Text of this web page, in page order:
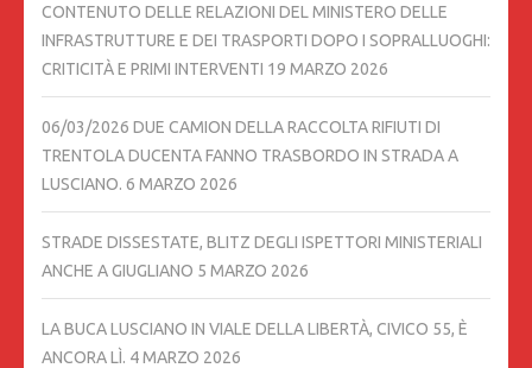
CONTENUTO DELLE RELAZIONI DEL MINISTERO DELLE
INFRASTRUTTURE E DEI TRASPORTI DOPO I SOPRALLUOGHI:
CRITICITÀ E PRIMI INTERVENTI 19 MARZO 2026
06/03/2026 DUE CAMION DELLA RACCOLTA RIFIUTI DI
TRENTOLA DUCENTA FANNO TRASBORDO IN STRADA A
LUSCIANO. 6 MARZO 2026
STRADE DISSESTATE, BLITZ DEGLI ISPETTORI MINISTERIALI
ANCHE A GIUGLIANO 5 MARZO 2026
LA BUCA LUSCIANO IN VIALE DELLA LIBERTÀ, CIVICO 55, È
ANCORA LÌ. 4 MARZO 2026